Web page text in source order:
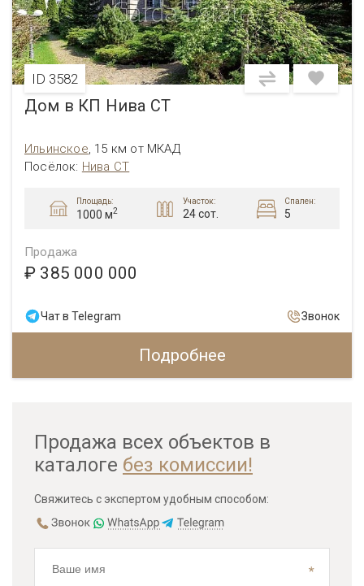
ID 3582
Дом в КП Нива СТ
Ильинское, 15 км от МКАД
Посёлок: Нива СТ
Площадь:
1000 м2
Участок:
24 сот.
Спален:
5
Продажа
₽ 385 000 000
Чат в Telegram Звонок
Подробнее
Продажа всех объектов в
каталоге без комиссии!
Свяжитесь с экспертом удобным способом: